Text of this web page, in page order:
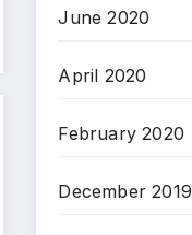
June 2020
April 2020
February 2020
December 2019